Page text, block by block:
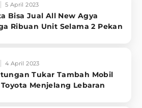
5 April 2023
Bisa Jual All New Agya
Ribuan Unit Selama 2 Pekan
4 April 2023
Tukar Tambah Mobil
Menjelang Lebaran